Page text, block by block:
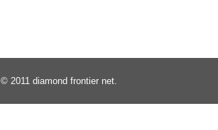
© 2011 diamond frontier net